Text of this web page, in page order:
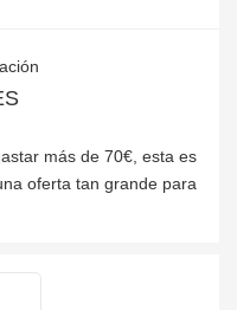
más de 70€, esta es
oferta tan grande para